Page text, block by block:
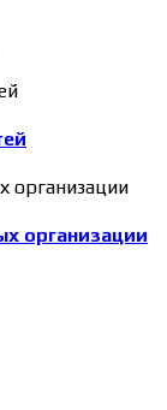
организации